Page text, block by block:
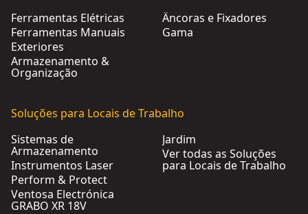
Ferramentas Elétricas
Ferramentas Manuais
Exteriores
Armazenamento &
Organização
Âncoras e Fixadores
Gama
Soluções para Locais de Trabalho
Sistemas de
Armazenamento
Instrumentos Laser
Perform & Protect
Ventosa Electrónica
GRABO XR 18V
Jardim
Ver todas as Soluções
para Locais de Trabalho